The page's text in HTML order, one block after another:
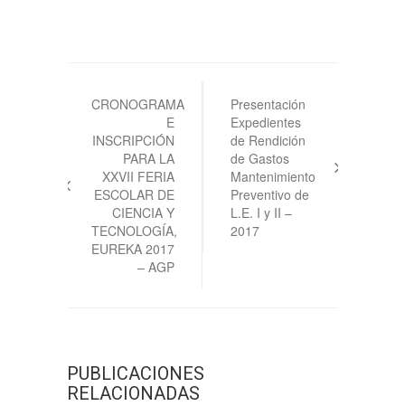
de
entradas
CRONOGRAMA
E
INSCRIPCIÓN
PARA LA
XXVII FERIA
ESCOLAR DE
CIENCIA Y
TECNOLOGÍA,
EUREKA 2017
– AGP
Presentación
Expedientes
de Rendición
de Gastos
Mantenimiento
Preventivo de
L.E. I y II –
2017
PUBLICACIONES
RELACIONADAS